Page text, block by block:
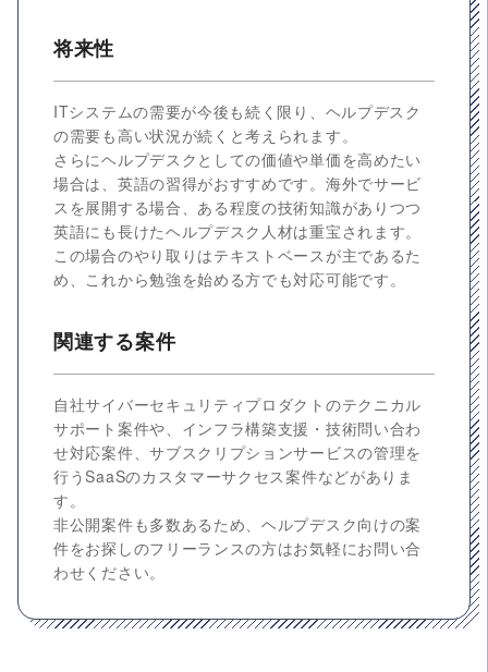
将来性
ITシステムの需要が今後も続く限り、ヘルプデスク
の需要も高い状況が続くと考えられます。
さらにヘルプデスクとしての価値や単価を高めたい
場合は、英語の習得がおすすめです。海外でサービ
スを展開する場合、ある程度の技術知識がありつつ
英語にも長けたヘルプデスク人材は重宝されます。
この場合のやり取りはテキストベースが主であるた
め、これから勉強を始める方でも対応可能です。
関連する案件
自社サイバーセキュリティプロダクトのテクニカル
サポート案件や、インフラ構築支援・技術問い合わ
せ対応案件、サブスクリプションサービスの管理を
行うSaaSのカスタマーサクセス案件などがありま
す。
非公開案件も多数あるため、ヘルプデスク向けの案
件をお探しのフリーランスの方はお気軽にお問い合
わせください。